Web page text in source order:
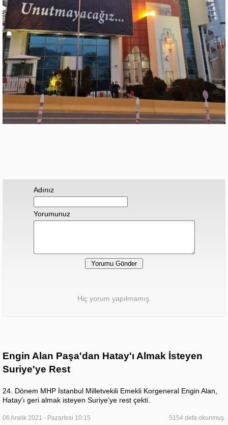
Adınız
Yorumunuz
Hiç yorum yapılmamış.
Engin Alan Paşa'dan Hatay'ı Almak İsteyen
Suriye'ye Rest
24. Dönem MHP İstanbul Milletvekili Emekli Korgeneral Engin Alan,
Hatay'ı geri almak isteyen Suriye'ye rest çekti.
06 Aralık 2021 - Pazartesi 10:15 5154 defa okunmuş.